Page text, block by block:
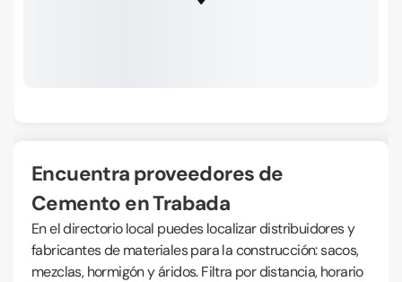
Encuentra proveedores de
Cemento en Trabada
En el directorio local puedes localizar distribuidores y
fabricantes de materiales para la construcción: sacos,
mezclas, hormigón y áridos. Filtra por distancia, horario